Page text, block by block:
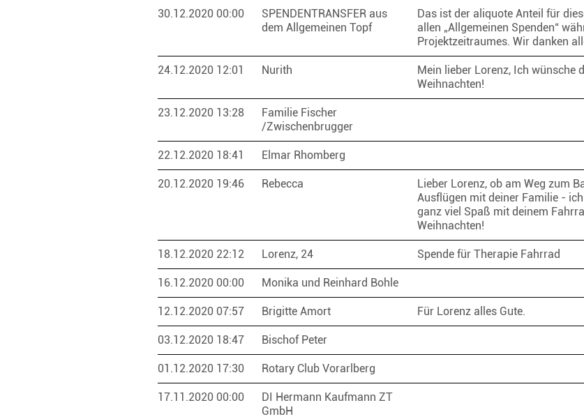
30.12.2020 00:00
SPENDENTRANSFER aus
dem Allgemeinen Topf
Das ist der aliquote Anteil für
allen „Allgemeinen Spenden“
Projektzeitraumes. Wir danken
24.12.2020 12:01 Nurith
Mein lieber Lorenz, Ich wünsche
Weihnachten!
23.12.2020 13:28
Familie Fischer
/Zwischenbrugger
22.12.2020 18:41 Elmar Rhomberg
20.12.2020 19:46 Rebecca
Lieber Lorenz, ob am Weg zum
Ausflügen mit deiner Familie -
ganz viel Spaß mit deinem
Weihnachten!
18.12.2020 22:12 Lorenz, 24 Spende für Therapie Fahrrad
16.12.2020 00:00 Monika und Reinhard Bohle
12.12.2020 07:57 Brigitte Amort Für Lorenz alles Gute.
03.12.2020 18:47 Bischof Peter
01.12.2020 17:30 Rotary Club Vorarlberg
17.11.2020 00:00
DI Hermann Kaufmann ZT
GmbH